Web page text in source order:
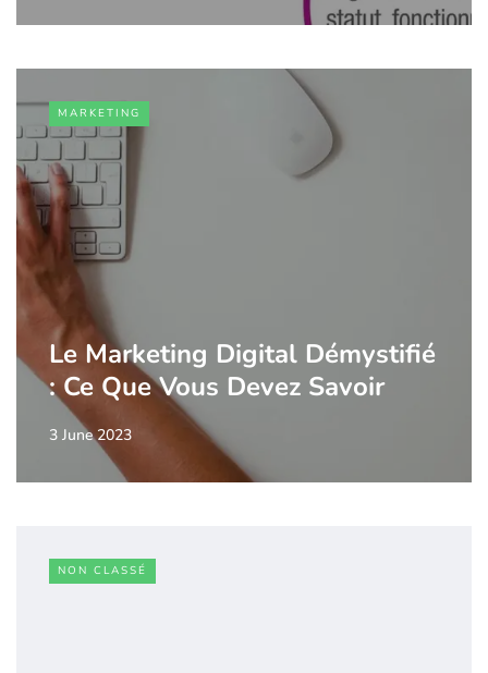
MARKETING
Le Marketing Digital Démystifié
: Ce Que Vous Devez Savoir
3 June 2023
NON CLASSÉ